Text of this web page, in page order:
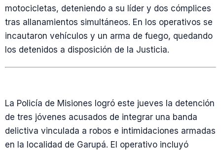
motocicletas, deteniendo a su líder y dos cómplices
tras allanamientos simultáneos. En los operativos se
incautaron vehículos y un arma de fuego, quedando
los detenidos a disposición de la Justicia.
La Policía de Misiones logró este jueves la detención
de tres jóvenes acusados de integrar una banda
delictiva vinculada a robos e intimidaciones armadas
en la localidad de Garupá. El operativo incluyó